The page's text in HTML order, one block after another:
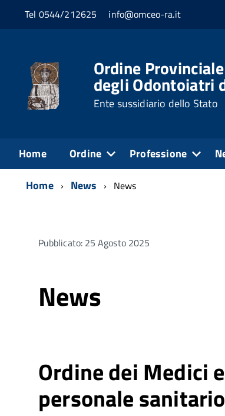
Tel 0544/212625 info@omceo-ra.it
Ordine
degli Odontoiatri
Ente sussidiario dello Stato
Home Ordine Professione
Home News News
Pubblicato: 25 Agosto 2025
News
Ordine dei Medici
personale sanitario